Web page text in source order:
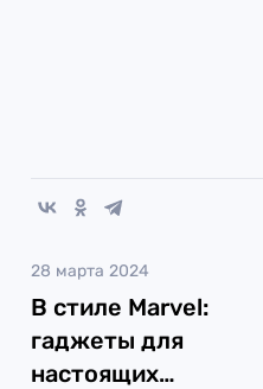
28 марта 2024
В стиле Marvel:
гаджеты для
настоящих